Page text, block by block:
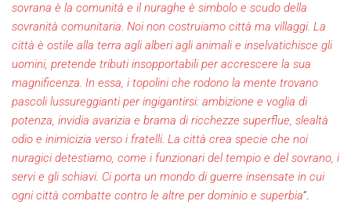
sovrana è la comunità e il nuraghe è simbolo e scudo della
sovranità comunitaria. Noi non costruiamo città ma villaggi. La
città è ostile alla terra agli alberi agli animali e inselvatichisce gli
uomini, pretende tributi insopportabili per accrescere la sua
magnificenza. In essa, i topolini che rodono la mente trovano
pascoli lussureggianti per ingigantirsi: ambizione e voglia di
potenza, invidia avarizia e brama di ricchezze superflue, slealtà
odio e inimicizia verso i fratelli. La città crea specie che noi
nuragici detestiamo, come i funzionari del tempio e del sovrano, i
servi e gli schiavi. Ci porta un mondo di guerre insensate in cui
ogni città combatte contro le altre per dominio e superbia“.